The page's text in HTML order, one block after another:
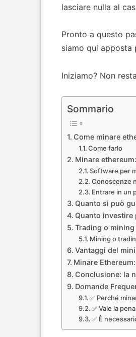
lasciare nulla al
Pronto a questo
siamo qui apposta
Iniziamo? Non
Sommario
Come minare
Come farlo
Minare
Software per
Conoscenze
Entrare in un
Quanto si può
Quanto investire
Trading o
Mining o
Vantaggi del
Minare
Conclusione: la
Domande
✅ Perché
✅ Vale la
✅ È